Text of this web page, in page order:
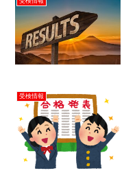
受検情報